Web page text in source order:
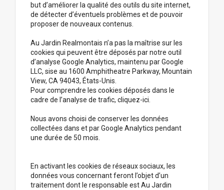
but d’améliorer la qualité des outils du site internet,
de détecter d’éventuels problèmes et de pouvoir
proposer de nouveaux contenus.
Au Jardin Realmontais n’a pas la maîtrise sur les
cookies qui peuvent être déposés par notre outil
d’analyse Google Analytics, maintenu par Google
LLC, sise au 1600 Amphitheatre Parkway, Mountain
View, CA 94043, États-Unis.
Pour comprendre les cookies déposés dans le
cadre de l’analyse de trafic, cliquez-ici.
Nous avons choisi de conserver les données
collectées dans et par Google Analytics pendant
une durée de 50 mois.
En activant les cookies de réseaux sociaux, les
données vous concernant feront l’objet d’un
traitement dont le responsable est Au Jardin